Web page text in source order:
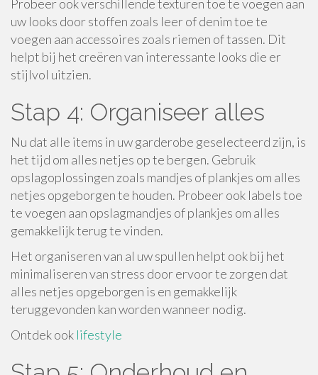
Probeer ook verschillende texturen toe te voegen aan
uw looks door stoffen zoals leer of denim toe te
voegen aan accessoires zoals riemen of tassen. Dit
helpt bij het creëren van interessante looks die er
stijlvol uitzien.
Stap 4: Organiseer alles
Nu dat alle items in uw garderobe geselecteerd zijn, is
het tijd om alles netjes op te bergen. Gebruik
opslagoplossingen zoals mandjes of plankjes om alles
netjes opgeborgen te houden. Probeer ook labels toe
te voegen aan opslagmandjes of plankjes om alles
gemakkelijk terug te vinden.
Het organiseren van al uw spullen helpt ook bij het
minimaliseren van stress door ervoor te zorgen dat
alles netjes opgeborgen is en gemakkelijk
teruggevonden kan worden wanneer nodig.
Ontdek ook lifestyle